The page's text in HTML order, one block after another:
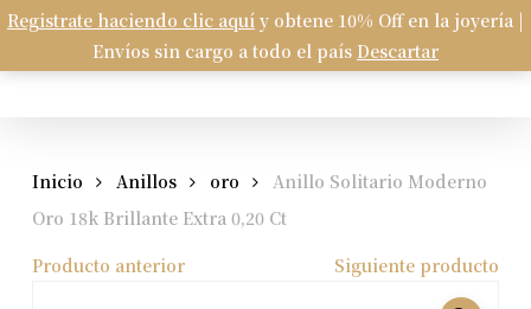
Registrate haciendo clic aquí y obtene 10% Off en la joyería |
Envíos sin cargo a todo el país Descartar
Skip
main
search
Carrito Cart
Inicio Anillos oro
Anillo Solitario Moderno
Oro 18k Brillante Extra 0,20 Ct
Producto anterior
Siguiente producto